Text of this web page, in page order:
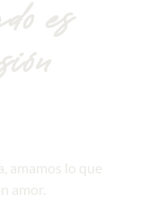
es
amamos lo que
amor.